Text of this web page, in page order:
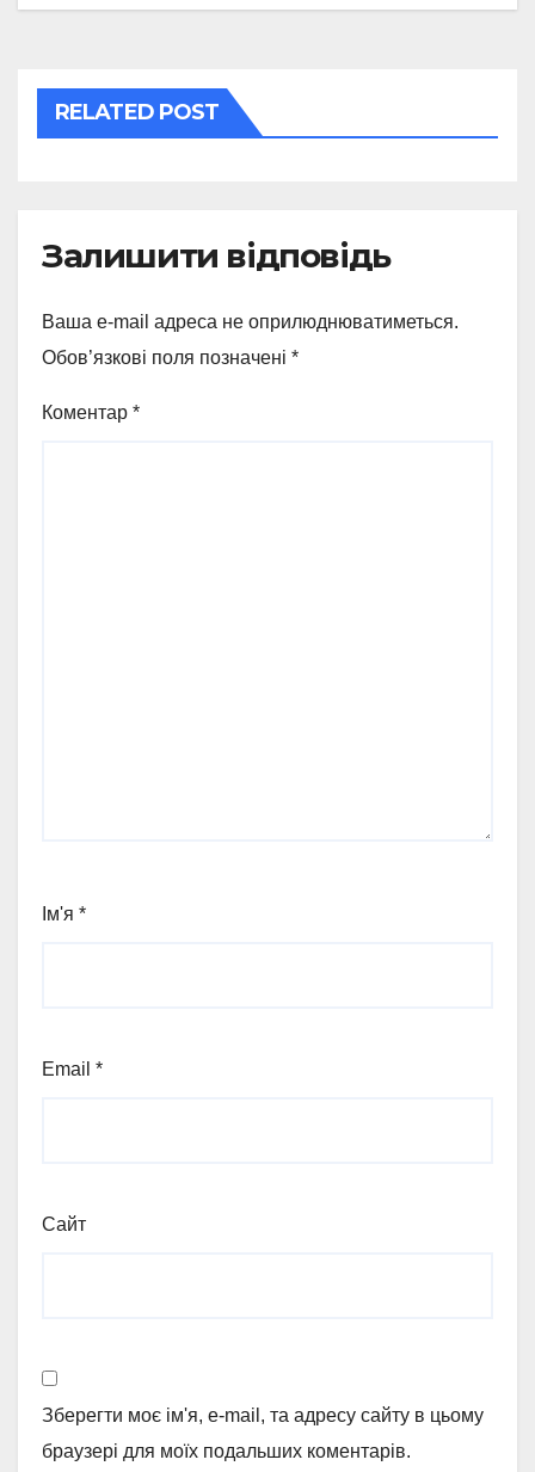
RELATED POST
Залишити відповідь
Ваша e-mail адреса не оприлюднюватиметься.
Обов’язкові поля позначені *
Коментар *
Ім'я *
Email *
Сайт
Зберегти моє ім'я, e-mail, та адресу сайту в цьому
браузері для моїх подальших коментарів.